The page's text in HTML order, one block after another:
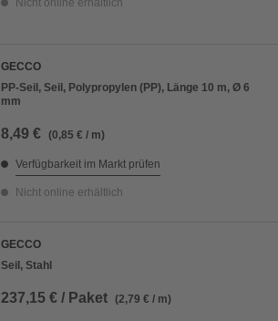
Nicht online erhältlich
GECCO
PP-Seil, Seil, Polypropylen (PP), Länge 10 m, Ø 6
mm
8,49 € (0,85 € / m)
Verfügbarkeit im Markt prüfen
Nicht online erhältlich
GECCO
Seil, Stahl
237,15 € / Paket (2,79 € / m)